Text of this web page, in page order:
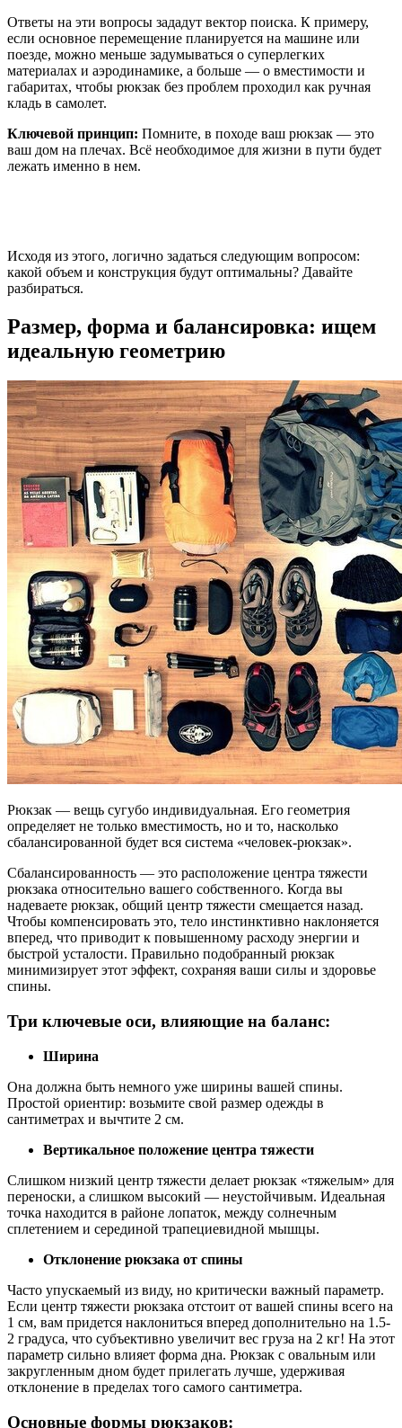
Ответы на эти вопросы зададут вектор поиска. К примеру,
если основное перемещение планируется на машине или
поезде, можно меньше задумываться о суперлегких
материалах и аэродинамике, а больше — о вместимости и
габаритах, чтобы рюкзак без проблем проходил как ручная
кладь в самолет.
Ключевой принцип: Помните, в походе ваш рюкзак — это
ваш дом на плечах. Всё необходимое для жизни в пути будет
лежать именно в нем.
Исходя из этого, логично задаться следующим вопросом:
какой объем и конструкция будут оптимальны? Давайте
разбираться.
Размер, форма и балансировка: ищем
идеальную геометрию
Рюкзак — вещь сугубо индивидуальная. Его геометрия
определяет не только вместимость, но и то, насколько
сбалансированной будет вся система «человек-рюкзак».
Сбалансированность — это расположение центра тяжести
рюкзака относительно вашего собственного. Когда вы
надеваете рюкзак, общий центр тяжести смещается назад.
Чтобы компенсировать это, тело инстинктивно наклоняется
вперед, что приводит к повышенному расходу энергии и
быстрой усталости. Правильно подобранный рюкзак
минимизирует этот эффект, сохраняя ваши силы и здоровье
спины.
Три ключевые оси, влияющие на баланс:
Ширина
Она должна быть немного уже ширины вашей спины.
Простой ориентир: возьмите свой размер одежды в
сантиметрах и вычтите 2 см.
Вертикальное положение центра тяжести
Слишком низкий центр тяжести делает рюкзак «тяжелым» для
переноски, а слишком высокий — неустойчивым. Идеальная
точка находится в районе лопаток, между солнечным
сплетением и серединой трапециевидной мышцы.
Отклонение рюкзака от спины
Часто упускаемый из виду, но критически важный параметр.
Если центр тяжести рюкзака отстоит от вашей спины всего на
1 см, вам придется наклониться вперед дополнительно на 1.5-
2 градуса, что субъективно увеличит вес груза на 2 кг! На этот
параметр сильно влияет форма дна. Рюкзак с овальным или
закругленным дном будет прилегать лучше, удерживая
отклонение в пределах того самого сантиметра.
Основные формы рюкзаков: